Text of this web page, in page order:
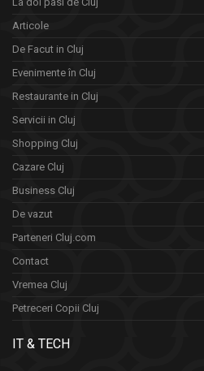
Articole
De Facut in Cluj
Evenimente în Cluj
Restaurante in Cluj
Servicii in Cluj
Shopping Cluj
Cazare Cluj
Business Cluj
De vazut
Parteneri Cluj.com
Contact
Vremea Cluj
Petreceri Copii Cluj
IT & TECH